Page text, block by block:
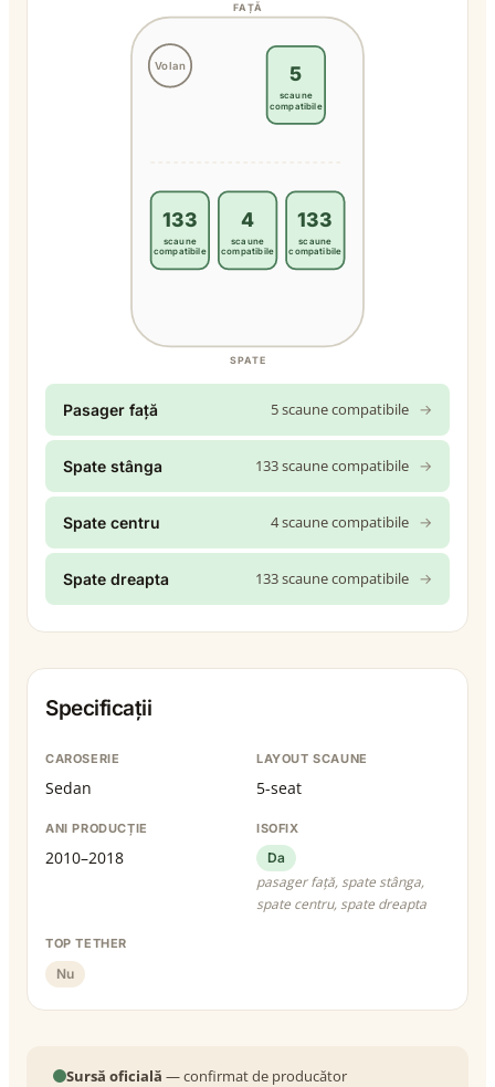
Volan
FAȚĂ
SPATE
5
scaune
compatibile
133
scaune
compatibile
4
scaune
compatibile
133
scaune
compatibile
Pasager față 5 scaune compatibile →
Spate stânga 133 scaune compatibile →
Spate centru 4 scaune compatibile →
Spate dreapta 133 scaune compatibile →
Specificații
CAROSERIE
Sedan
LAYOUT SCAUNE
5-seat
ANI PRODUCȚIE
2010–2018
ISOFIX
Da
pasager față, spate stânga,
spate centru, spate dreapta
TOP TETHER
Nu
Sursă oficială — confirmat de producător